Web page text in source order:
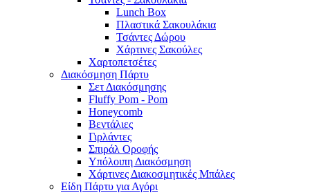
Lunch Box
Πλαστικά Σακουλάκια
Τσάντες Δώρου
Χάρτινες Σακούλες
Χαρτοπετσέτες
Διακόσμηση Πάρτυ
Σετ Διακόσμησης
Fluffy Pom - Pom
Honeycomb
Βεντάλιες
Γιρλάντες
Σπιράλ Οροφής
Υπόλοιπη Διακόσμηση
Χάρτινες Διακοσμητικές Μπάλες
Είδη Πάρτυ για Αγόρι